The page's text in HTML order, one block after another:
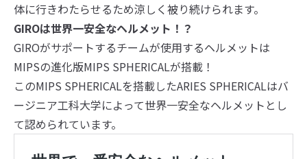
体に行きわたらせるため涼しく被り続けられます。
GIROは世界一安全なヘルメット！？
GIROがサポートするチームが使用するヘルメットは
MIPSの進化版MIPS SPHERICALが搭載！
このMIPS SPHERICALを搭載したARIES SPHERICALはバ
ージニア工科大学によって世界一安全なヘルメットとし
て認められています。